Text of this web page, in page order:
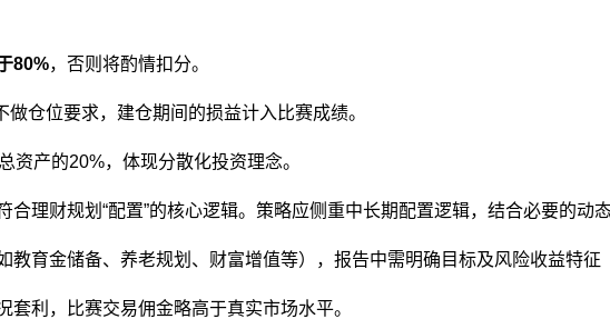
80%，否则将酌情扣分。
仓位要求，建仓期间的损益计入比赛成绩。
资产的20%，体现分散化投资理念。
理财规划“配置”的核心逻辑。策略应侧重中长期配置逻辑，结合必要的动态
教育金储备、养老规划、财富增值等），报告中需明确目标及风险收益特征
套利，比赛交易佣金略高于真实市场水平。